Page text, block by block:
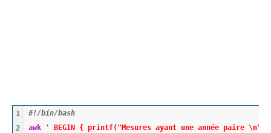
1
2
awk
' BEGIN { printf("Mesures ayant une année paire